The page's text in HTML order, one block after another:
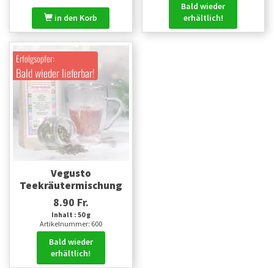
in den Korb
Bald wieder
erhältlich!
Erfolgsopfer:
Bald wieder lieferbar!
Vegusto
Teekräutermischung
8.90 Fr.
Inhalt : 50 g
Artikelnummer: 600
Bald wieder
erhältlich!